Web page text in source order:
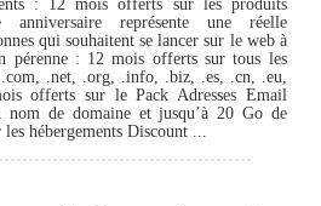
représente une réelle
qui souhaitent se lancer sur le web à
pérenne : 12 mois offerts sur tous les
.net, .org, .info, .biz, .es, .cn, .eu,
offerts sur le Pack Adresses Email
nom de domaine et jusqu’à 20 Go de
hébergements Discount ...